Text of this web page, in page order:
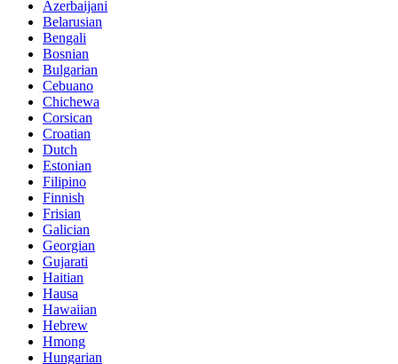
Azerbaijani
Belarusian
Bengali
Bosnian
Bulgarian
Cebuano
Chichewa
Corsican
Croatian
Dutch
Estonian
Filipino
Finnish
Frisian
Galician
Georgian
Gujarati
Haitian
Hausa
Hawaiian
Hebrew
Hmong
Hungarian